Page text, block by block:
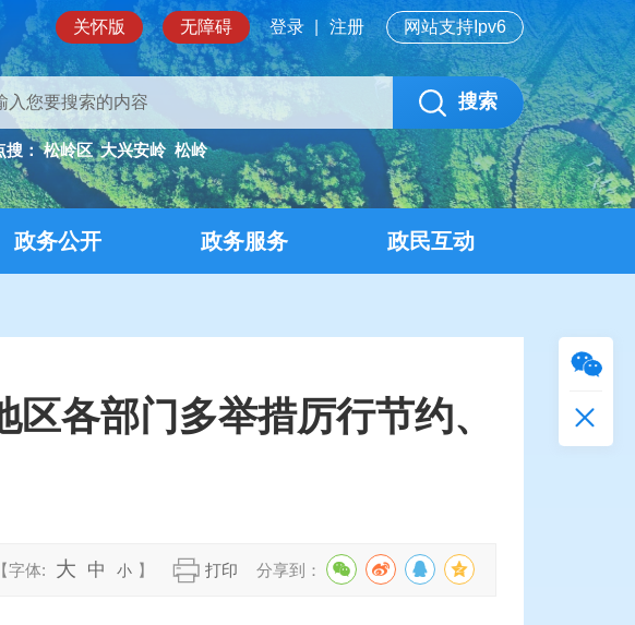
关怀版 无障碍 网站支持Ipv6
登录 注册
搜索
搜： 松岭区 大兴安岭 松岭
政务公开 政务服务 政民互动
各部门多举措厉行节约、
【字体: 大 中 小 】 打印 分享到：